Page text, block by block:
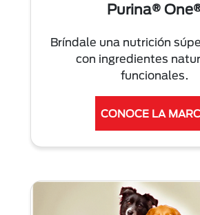
Purina®
Bríndale una nutrición
con ingredientes
funcionales.
CONOCE LA